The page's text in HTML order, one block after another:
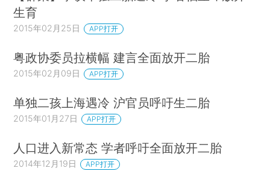
生育
2015年02月25日 APP打开
粤政协委员拉横幅 建言全面放开二胎
2015年02月09日 APP打开
单独二孩上海遇冷 沪官员呼吁生二胎
2015年01月27日 APP打开
人口进入新常态 学者呼吁全面放开二胎
2014年12月19日 APP打开